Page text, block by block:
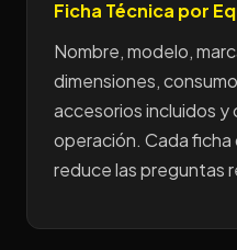
Ficha Técnica por
Nombre, modelo,
dimensiones,
accesorios incluidos y
operación. Cada
reduce las preguntas